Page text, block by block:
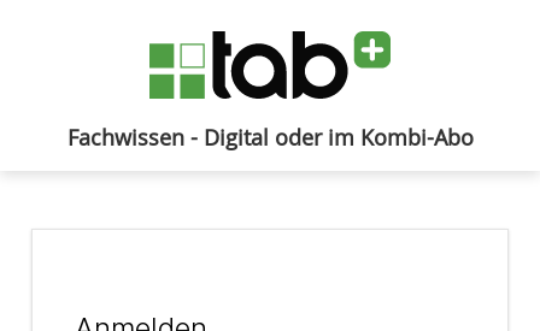
Fachwissen - Digital oder im Kombi-Abo